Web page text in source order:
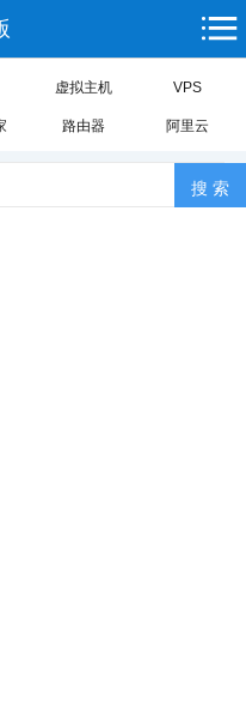
虚拟主机 VPS
路由器 阿里云